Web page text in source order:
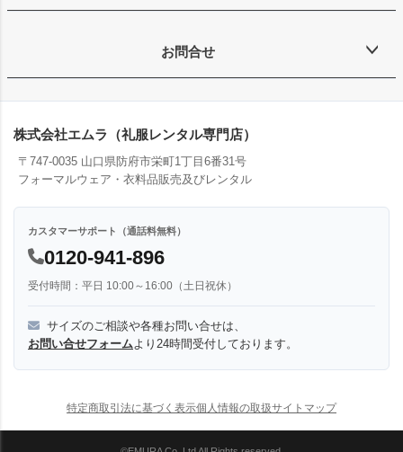
お問合せ
株式会社エムラ（礼服レンタル専門店）
〒747-0035 山口県防府市栄町1丁目6番31号
フォーマルウェア・衣料品販売及びレンタル
カスタマーサポート（通話料無料）
0120-941-896
受付時間：平日 10:00～16:00（土日祝休）
サイズのご相談や各種お問い合せは、
お問い合せフォーム より24時間受付しております。
特定商取引法に基づく表示個人情報の取扱サイトマップ